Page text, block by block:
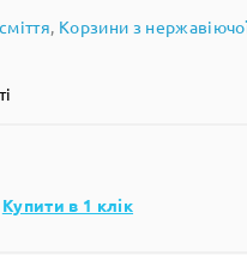
, Корзини з
Купити в 1 клік